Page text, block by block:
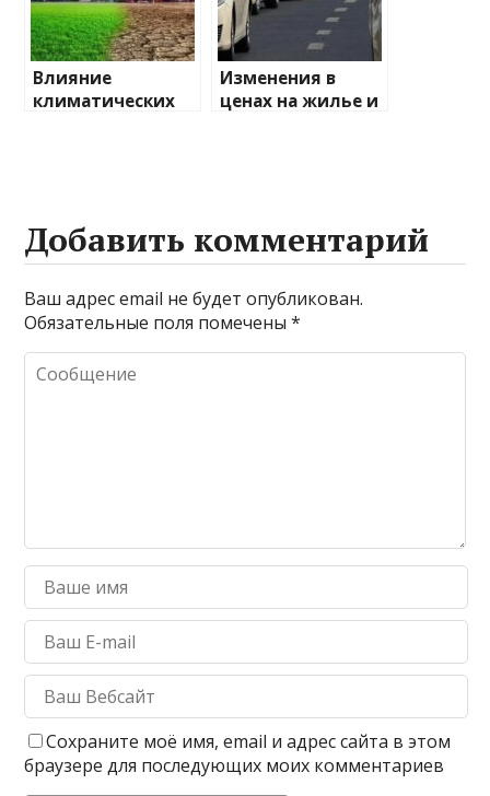
Влияние
климатических
Изменения в
ценах на жилье и
Добавить комментарий
Ваш адрес email не будет опубликован.
Обязательные поля помечены*
Сохраните моё имя, email и адрес сайта в этом
браузере для последующих моих комментариев